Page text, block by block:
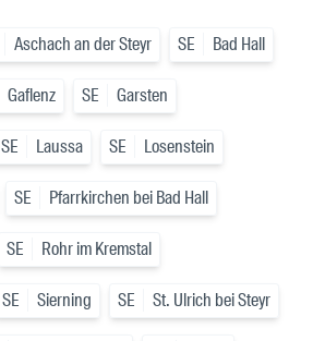
Aschach an der Steyr SE Bad Hall
Gaflenz SE Garsten
SE Laussa SE Losenstein
SE Pfarrkirchen bei Bad Hall
SE Rohr im Kremstal
SE Sierning SE St. Ulrich bei Steyr